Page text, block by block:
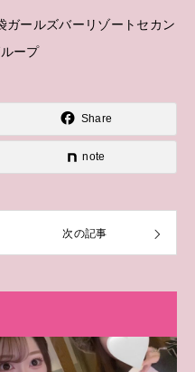
ガールズバーリゾートセカン
ープ
Share
note
次の記事